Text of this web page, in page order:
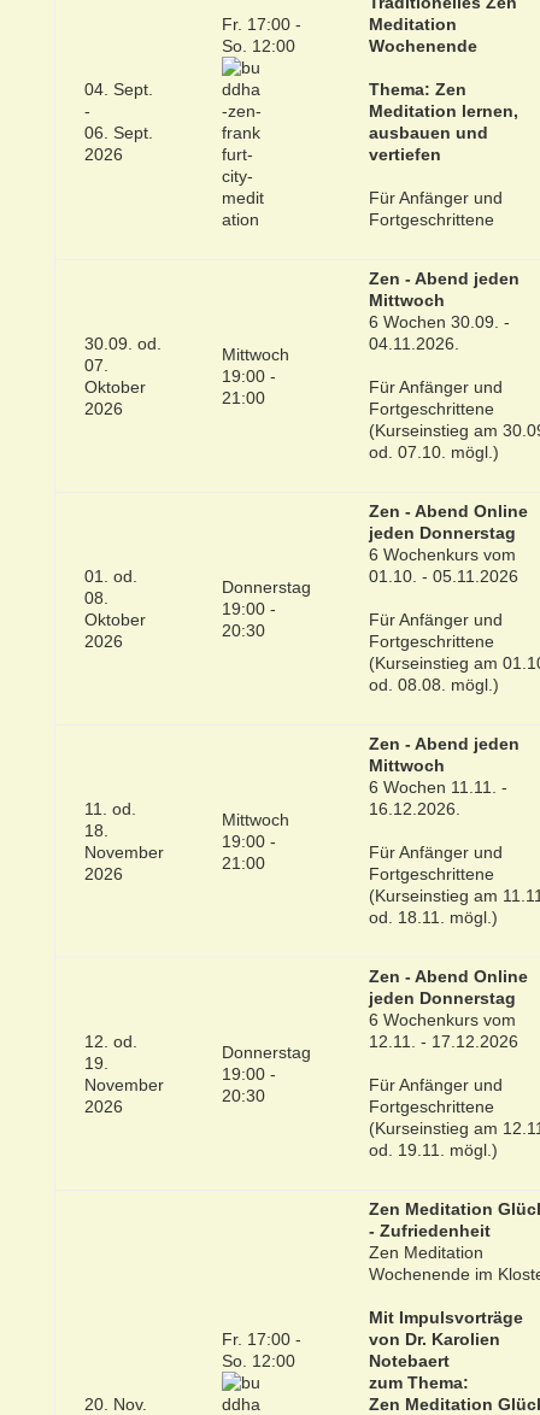
04. Sept.
-
06. Sept.
2026
Fr. 17:00 -
So. 12:00
Meditation
Wochenende
Thema: Zen
Meditation lernen,
ausbauen und
vertiefen
Für Anfänger und
Fortgeschrittene
30.09. od.
07.
Oktober
2026
Mittwoch
19:00 -
21:00
Zen - Abend jeden
Mittwoch
6 Wochen 30.09. -
04.11.2026.
Für Anfänger und
Fortgeschrittene
(Kurseinstieg am
od. 07.10. mögl.)
01. od.
08.
Oktober
2026
Donnerstag
19:00 -
20:30
Zen - Abend Online
jeden Donnerstag
6 Wochenkurs vom
01.10. - 05.11.2026
Für Anfänger und
Fortgeschrittene
(Kurseinstieg am
od. 08.08. mögl.)
11. od.
18.
November
2026
Mittwoch
19:00 -
21:00
Zen - Abend jeden
Mittwoch
6 Wochen 11.11. -
16.12.2026.
Für Anfänger und
Fortgeschrittene
(Kurseinstieg am
od. 18.11. mögl.)
12. od.
19.
November
2026
Donnerstag
19:00 -
20:30
Zen - Abend Online
jeden Donnerstag
6 Wochenkurs vom
12.11. - 17.12.2026
Für Anfänger und
Fortgeschrittene
(Kurseinstieg am
od. 19.11. mögl.)
20. Nov.
Fr. 17:00 -
So. 12:00
Zen Meditation
- Zufriedenheit
Zen Meditation
Wochenende im
Mit Impulsvorträge
von Dr. Karolien
Notebaert
zum Thema:
Zen Meditation